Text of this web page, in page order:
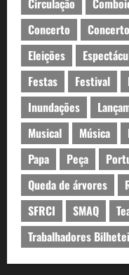
Circulação
Concerto
Eleições
Festas
Festival
Inundações
Musical
Música
Papa
Peça
Queda de árvores
SFRCI
SMAQ
Trabalhadores